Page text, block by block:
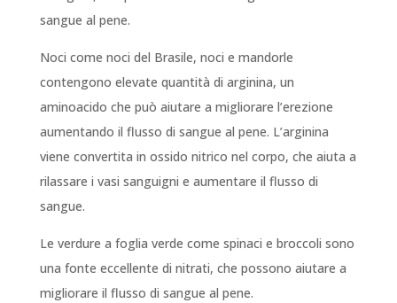
sangue al pene.
Noci come noci del Brasile, noci e mandorle
contengono elevate quantità di arginina, un
aminoacido che può aiutare a migliorare l’erezione
aumentando il flusso di sangue al pene. L’arginina
viene convertita in ossido nitrico nel corpo, che aiuta a
rilassare i vasi sanguigni e aumentare il flusso di
sangue.
Le verdure a foglia verde come spinaci e broccoli sono
una fonte eccellente di nitrati, che possono aiutare a
migliorare il flusso di sangue al pene.